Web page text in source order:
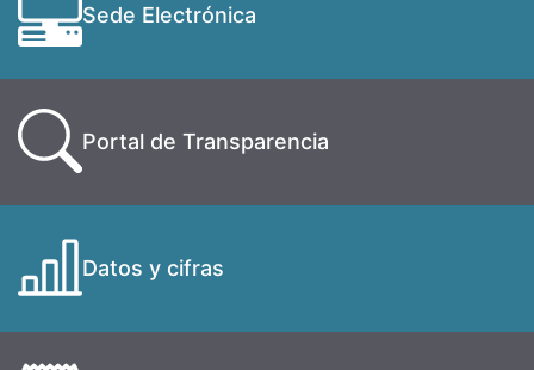
Sede Electrónica
Portal de Transparencia
Datos y cifras